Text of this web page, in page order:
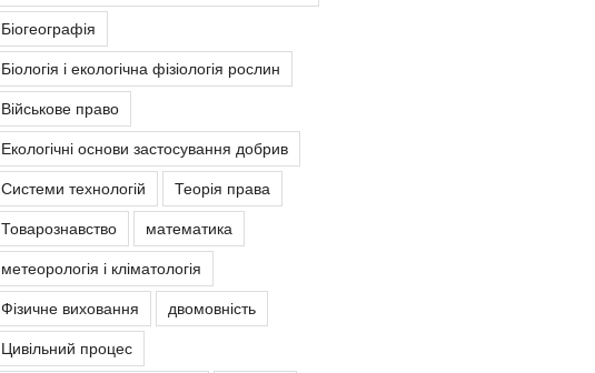
Біогеографія
Біологія і екологічна фізіологія рослин
Військове право
Екологічні основи застосування добрив
Системи технологій
Теорія права
Товарознавство
математика
метеорологія і кліматологія
Фізичне виховання
двомовність
Цивільний процес